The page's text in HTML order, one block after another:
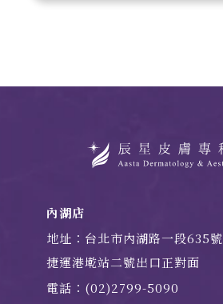
內湖店
地址：台北市內湖路一段635號
捷運港墘站二號出口正對面
電話：(02)2799-5090